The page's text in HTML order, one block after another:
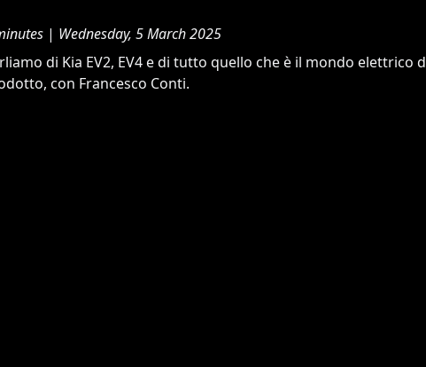
| Wednesday, 5 March 2025
di Kia EV2, EV4 e di tutto quello che è il mondo elettrico
con Francesco Conti.